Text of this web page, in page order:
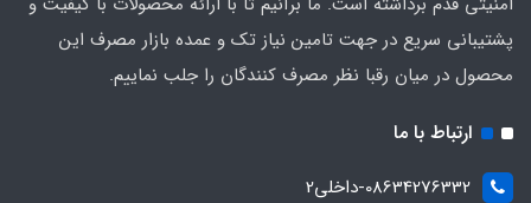
پشتیبانی سریع در جهت تامین نیاز تک و عمده بازار مصرف این
محصول در میان رقبا نظر مصرف کنندگان را جلب نماییم.
ارتباط با ما
08634276332-داخلی2